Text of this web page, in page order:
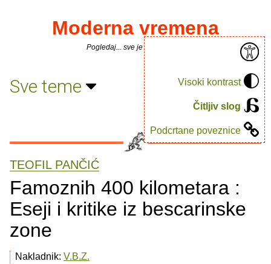
Visoki kontrast
Čitljiv slog
Podcrtane poveznice
Moderna vremena
Pogledaj... sve je puno knjiga.
Sve teme
TEOFIL PANČIĆ
Famoznih 400 kilometara :
Eseji i kritike iz bescarinske
zone
Nakladnik: V.B.Z.